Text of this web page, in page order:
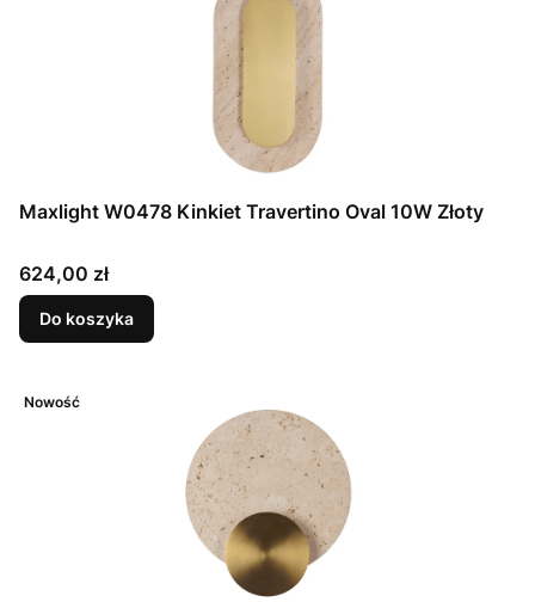
Maxlight W0478 Kinkiet Travertino Oval 10W Złoty
Cena
624,00 zł
Do koszyka
Nowość